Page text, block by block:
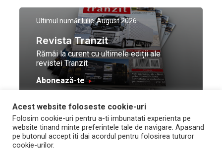
Ultimul număr:Iulie-August 2026
Revista Tranzit
Rămâi la curent cu ultimele ediții ale
revistei Tranzit
Abonează-te
© Toate drepturile
rezervate Trafic Media
2026
Design by
and development byNeo
Vision Technologies
Acest website foloseste cookie-uri
Folosim cookie-uri pentru a-ti imbunatati experienta pe
website tinand minte preferintele tale de navigare. Apasand
pe butonul accept iti dai acordul pentru folosirea tuturor
cookie-urilor.